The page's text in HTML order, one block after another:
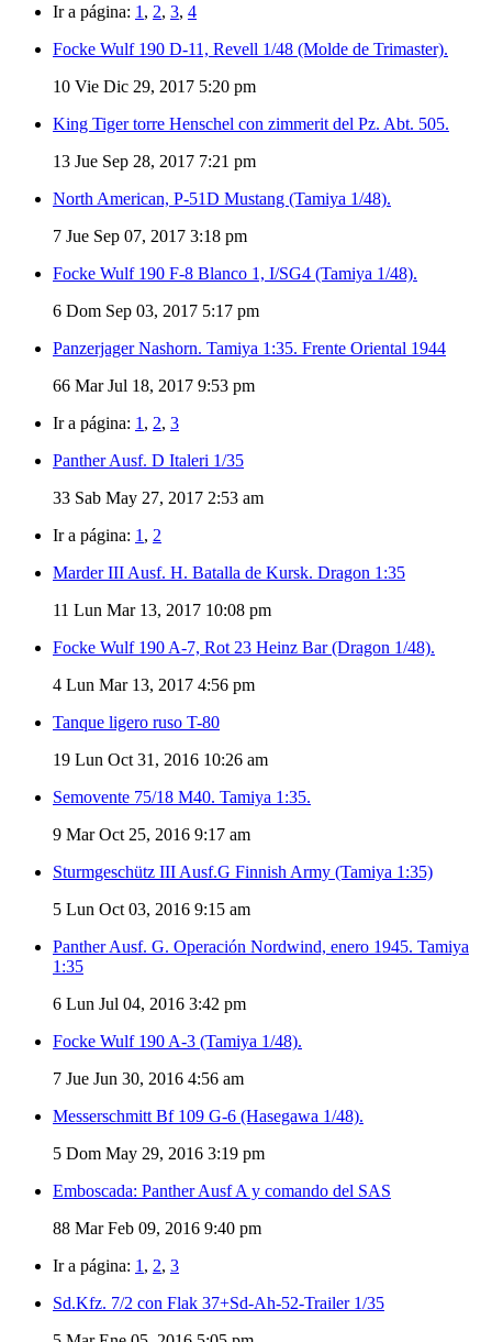
Ir a página: 1 , 2, 3, 4
Focke Wulf 190 D-11, Revell 1/48 (Molde de Trimaster).
10 Vie Dic 29, 2017 5:20 pm
King Tiger torre Henschel con zimmerit del Pz. Abt. 505.
13 Jue Sep 28, 2017 7:21 pm
North American, P-51D Mustang (Tamiya 1/48).
7 Jue Sep 07, 2017 3:18 pm
Focke Wulf 190 F-8 Blanco 1, I/SG4 (Tamiya 1/48).
6 Dom Sep 03, 2017 5:17 pm
Panzerjager Nashorn. Tamiya 1:35. Frente Oriental 1944
66 Mar Jul 18, 2017 9:53 pm
Ir a página: 1 , 2, 3
Panther Ausf. D Italeri 1/35
33 Sab May 27, 2017 2:53 am
Ir a página: 1 , 2
Marder III Ausf. H. Batalla de Kursk. Dragon 1:35
11 Lun Mar 13, 2017 10:08 pm
Focke Wulf 190 A-7, Rot 23 Heinz Bar (Dragon 1/48).
4 Lun Mar 13, 2017 4:56 pm
Tanque ligero ruso T-80
19 Lun Oct 31, 2016 10:26 am
Semovente 75/18 M40. Tamiya 1:35.
9 Mar Oct 25, 2016 9:17 am
Sturmgeschütz III Ausf.G Finnish Army (Tamiya 1:35)
5 Lun Oct 03, 2016 9:15 am
Panther Ausf. G. Operación Nordwind, enero 1945. Tamiya
1:35
6 Lun Jul 04, 2016 3:42 pm
Focke Wulf 190 A-3 (Tamiya 1/48).
7 Jue Jun 30, 2016 4:56 am
Messerschmitt Bf 109 G-6 (Hasegawa 1/48).
5 Dom May 29, 2016 3:19 pm
Emboscada: Panther Ausf A y comando del SAS
88 Mar Feb 09, 2016 9:40 pm
Ir a página: 1 , 2, 3
Sd.Kfz. 7/2 con Flak 37+Sd-Ah-52-Trailer 1/35